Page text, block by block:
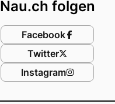
Nau.ch folgen
Facebook
Twitter
Instagram